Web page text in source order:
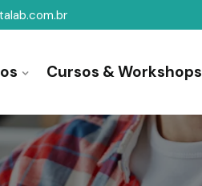
Cursos & Workshops